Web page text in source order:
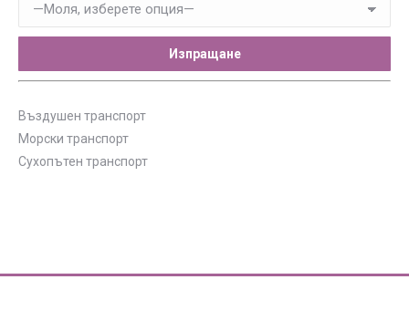
Въздушен транспорт
Морски транспорт
Сухопътен транспорт